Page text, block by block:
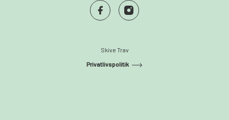
https://www.facebook.com/skivetrav
https://www.instagram.com/
Skive Trav
Privatlivspolitik